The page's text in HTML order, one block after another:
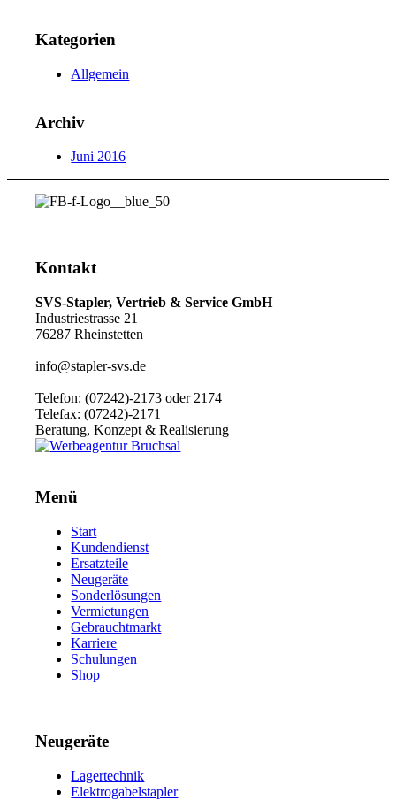
Kategorien
Allgemein
Archiv
Juni 2016
Kontakt
SVS-Stapler, Vertrieb & Service GmbH
Industriestrasse 21
76287 Rheinstetten
info@stapler-svs.de
Telefon: (07242)-2173 oder 2174
Telefax: (07242)-2171
Beratung, Konzept & Realisierung
Menü
Start
Kundendienst
Ersatzteile
Neugeräte
Sonderlösungen
Vermietungen
Gebrauchtmarkt
Karriere
Schulungen
Shop
Neugeräte
Lagertechnik
Elektrogabelstapler